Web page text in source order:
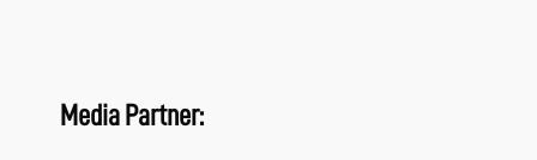
Media Partner: